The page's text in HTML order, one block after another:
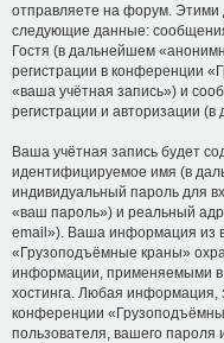
отправляете на форум. Этими
следующие данные:
Гостя (в дальнейшем
регистрации в конференции
«ваша учётная запись») и
регистрации и авторизации
Ваша учётная запись будет
идентифицируемое имя (в
индивидуальный пароль для
«ваш пароль») и реальный
email»). Ваша информация из
«Грузоподъёмные краны»
информации, применяемыми в
хостинга. Любая информация,
конференции
пользователя, вашего пароля